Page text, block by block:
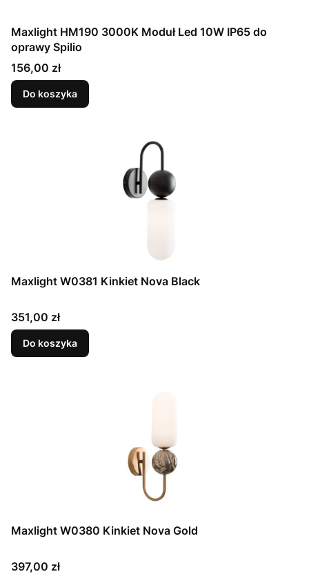
Maxlight HM190 3000K Moduł Led 10W IP65 do
oprawy Spilio
Cena
156,00 zł
Do koszyka
Maxlight W0381 Kinkiet Nova Black
Cena
351,00 zł
Do koszyka
Maxlight W0380 Kinkiet Nova Gold
Cena
397,00 zł